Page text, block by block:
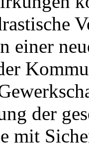
einer
der
mit